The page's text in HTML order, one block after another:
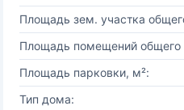
Площадь зем. участка
Площадь помещений общего
Площадь парковки, м²:
Тип дома: